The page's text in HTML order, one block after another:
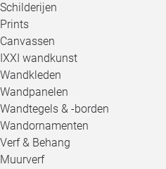
Schilderijen
Prints
Canvassen
IXXI wandkunst
Wandkleden
Wandpanelen
Wandtegels & -borden
Wandornamenten
Verf & Behang
Muurverf